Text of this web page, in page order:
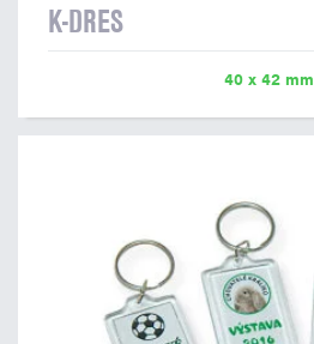
K-DRES
40 x 42 mm